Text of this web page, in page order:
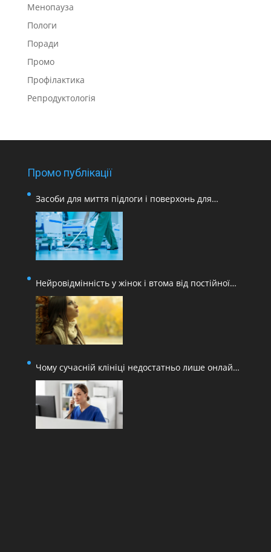
Менопауза
Пологи
Поради
Промо
Профілактика
Репродуктологія
Промо публікації
Засоби для миття підлоги і поверхонь для
медичних закладів
Нейровідмінність у жінок і втома від постійної
адаптації
Чому сучасній клініці недостатньо лише онлайн-
запису